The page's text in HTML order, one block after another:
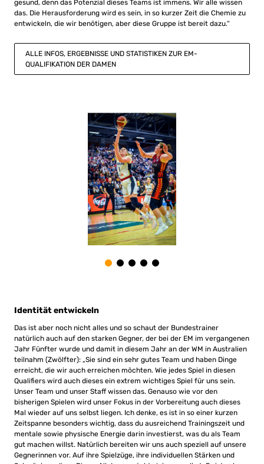
gesund, denn das Potenzial dieses Teams ist immens. Wir alle wissen
das. Die Herausforderung wird es sein, in so kurzer Zeit die Chemie zu
entwickeln, die wir benötigen, aber diese Gruppe ist bereit dazu.“
ALLE INFOS, ERGEBNISSE UND STATISTIKEN ZUR EM-
QUALIFIKATION DER DAMEN
Identität entwickeln
Das ist aber noch nicht alles und so schaut der Bundestrainer
natürlich auch auf den starken Gegner, der bei der EM im vergangenen
Jahr Fünfter wurde und damit in diesem Jahr an der WM in Australien
teilnahm (Zwölfter): „Sie sind ein sehr gutes Team und haben Dinge
erreicht, die wir auch erreichen möchten. Wie jedes Spiel in diesen
Qualifiers wird auch dieses ein extrem wichtiges Spiel für uns sein.
Unser Team und unser Staff wissen das. Genauso wie vor den
bisherigen Spielen wird unser Fokus in der Vorbereitung auch dieses
Mal wieder auf uns selbst liegen. Ich denke, es ist in so einer kurzen
Zeitspanne besonders wichtig, dass du ausreichend Trainingszeit und
mentale sowie physische Energie darin investierst, was du als Team
gut machen willst. Natürlich bereiten wir uns auch speziell auf unsere
Gegnerinnen vor. Auf ihre Spielzüge, ihre individuellen Stärken und